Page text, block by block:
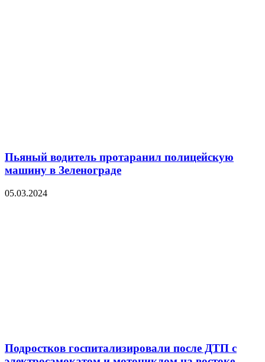
Пьяный водитель протаранил полицейскую
машину в Зеленограде
05.03.2024
Подростков госпитализировали после ДТП с